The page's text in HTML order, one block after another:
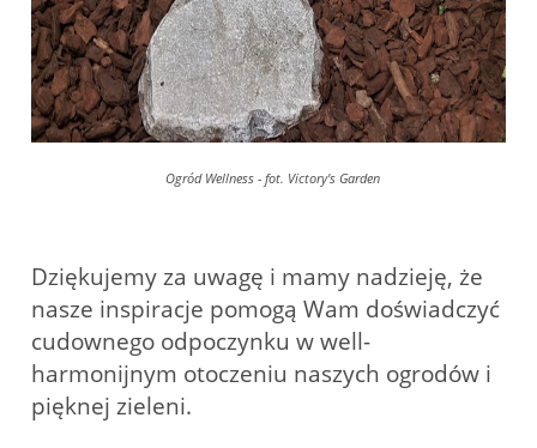
Ogród Wellness - fot. Victory's Garden
Dziękujemy za uwagę i mamy nadzieję, że
nasze inspiracje pomogą Wam doświadczyć
cudownego odpoczynku w well-
harmonijnym otoczeniu naszych ogrodów i
pięknej zieleni.